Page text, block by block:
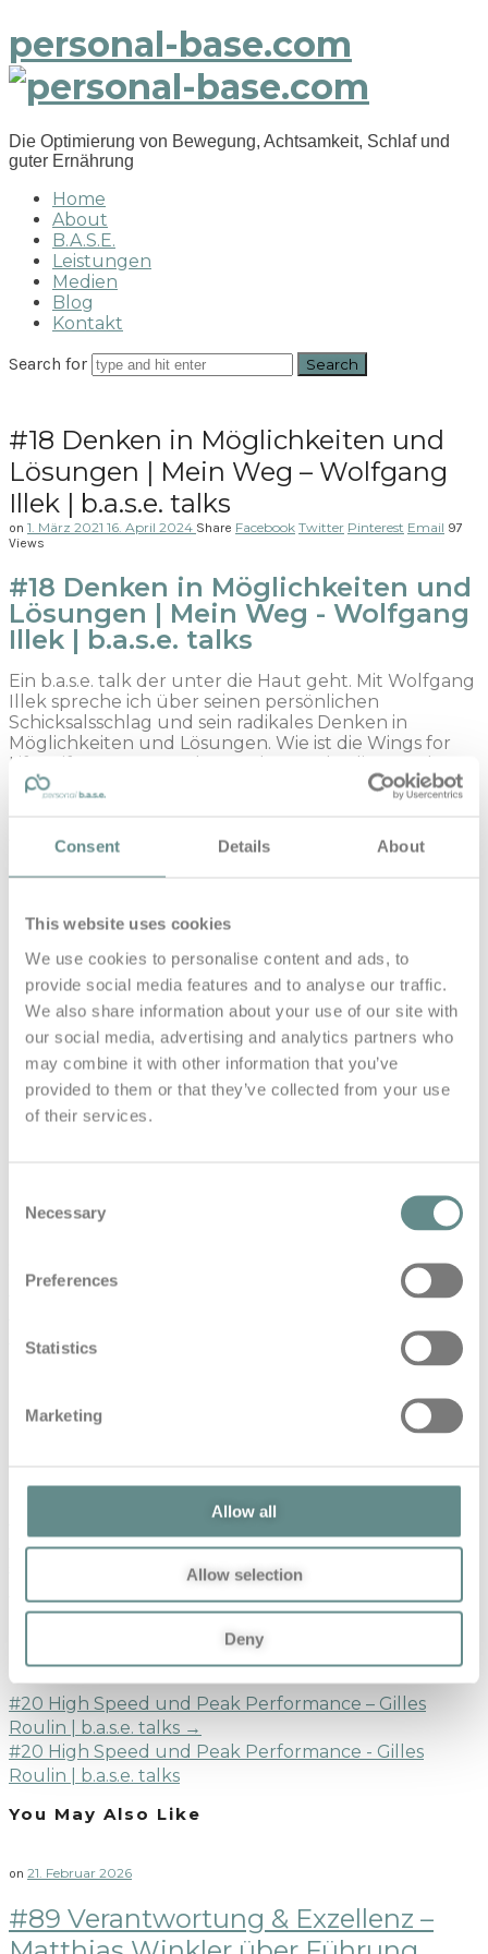
Consent Details About
This website uses cookies
We use cookies to personalise content and ads, to
provide social media features and to analyse our traffic.
We also share information about your use of our site with
our social media, advertising and analytics partners who
may combine it with other information that you’ve
provided to them or that they’ve collected from your use
of their services.
Selection
Necessary
Preferences
Statistics
Marketing
Allow all
Allow selection
Deny
personal-base.com
Die Optimierung von Bewegung, Achtsamkeit, Schlaf und
guter Ernährung
Home
About
B.A.S.E.
Leistungen
Medien
Blog
Kontakt
Search for
#18 Denken in Möglichkeiten und
Lösungen | Mein Weg – Wolfgang
Illek | b.a.s.e. talks
on 1. März 2021 16. April 2024 Share Facebook Twitter Pinterest Email 97
Views
#18 Denken in Möglichkeiten und
Lösungen | Mein Weg - Wolfgang
Illek | b.a.s.e. talks
Ein b.a.s.e. talk der unter die Haut geht. Mit Wolfgang
Illek spreche ich über seinen persönlichen
Schicksalsschlag und sein radikales Denken in
Möglichkeiten und Lösungen. Wie ist die Wings for
Life Stiftung entstanden und wo steht die Forschung
aktuell? Auf diese Fragen gibt Wolfgang Illek in
diesen Talk spannende Einblicke. Mit dem Wings for
100% unterstützen. GEMEINSAM FÜR DIE GUTE
Leiter Fundraising Wings for Life
(https://www.wingsforlife.com)
Moderation: DI (FH) Gerhard Moser
(https://linktr.ee/basetalks)
Der Österreichische Extremsportler mit Affinität zur
Stressmanagement, Resilienz und
Leistungssteigerung.
base base talks
Lösungen
Bull
Wings for Life World Run
#17 Leistungsfähigkeit | Lernen vom Spitzensport –
Lizz Görgl | b.a.s.e. talks
#17 Leistungsfähigkeit | Lernen vom Spitzensport -
Next Post
#20 High Speed und Peak Performance – Gilles
Roulin | b.a.s.e. talks →
#20 High Speed und Peak Performance - Gilles
Roulin | b.a.s.e. talks
You May Also Like
on 21. Februar 2026
#89 Verantwortung & Exzellenz –